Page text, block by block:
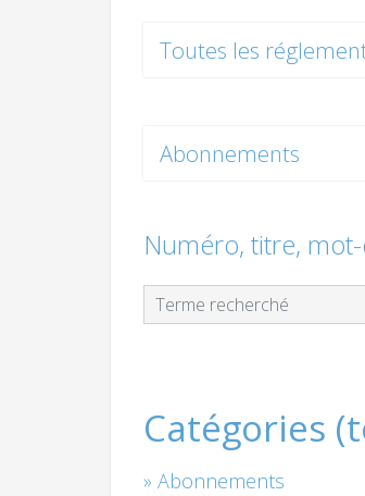
Toutes les
Abonnements
Numéro, titre,
Catégories
Abonnements